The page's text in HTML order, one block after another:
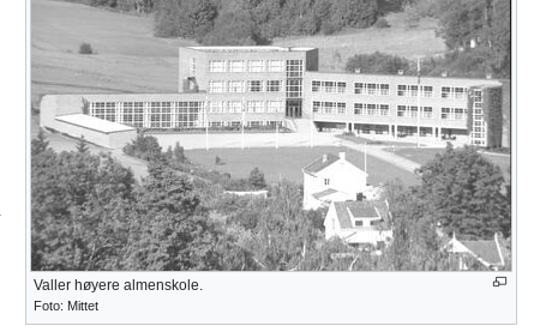
Valler høyere almenskole.
Foto: Mittet